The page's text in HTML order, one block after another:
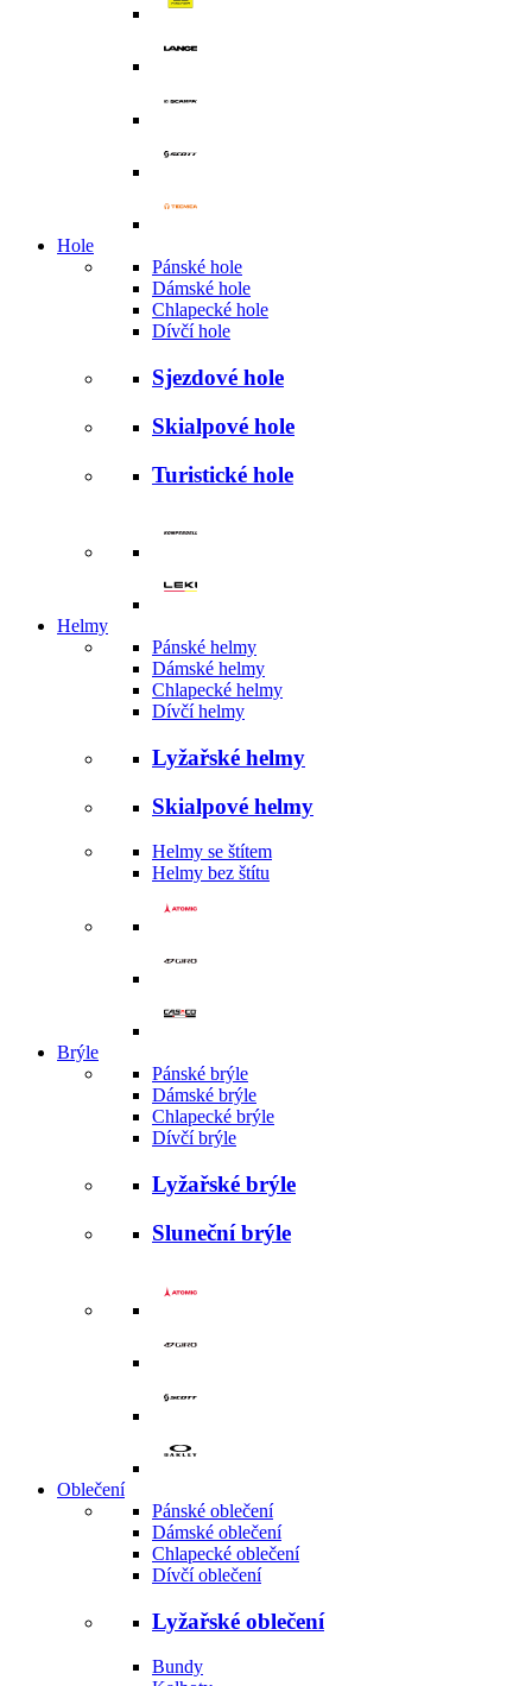
Hole
Pánské hole
Dámské hole
Chlapecké hole
Dívčí hole
Sjezdové hole
Skialpové hole
Turistické hole
Helmy
Pánské helmy
Dámské helmy
Chlapecké helmy
Dívčí helmy
Lyžařské helmy
Skialpové helmy
Helmy se štítem
Helmy bez štítu
Brýle
Pánské brýle
Dámské brýle
Chlapecké brýle
Dívčí brýle
Lyžařské brýle
Sluneční brýle
Oblečení
Pánské oblečení
Dámské oblečení
Chlapecké oblečení
Dívčí oblečení
Lyžařské oblečení
Bundy